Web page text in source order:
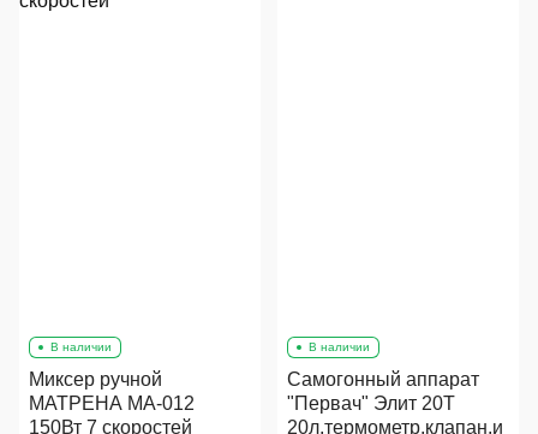
В наличии
Миксер ручной
МАТРЕНА МА-012
150Вт 7 скоростей
В наличии
Самогонный аппарат
"Первач" Элит 20Т
20л,термометр,клапан.и